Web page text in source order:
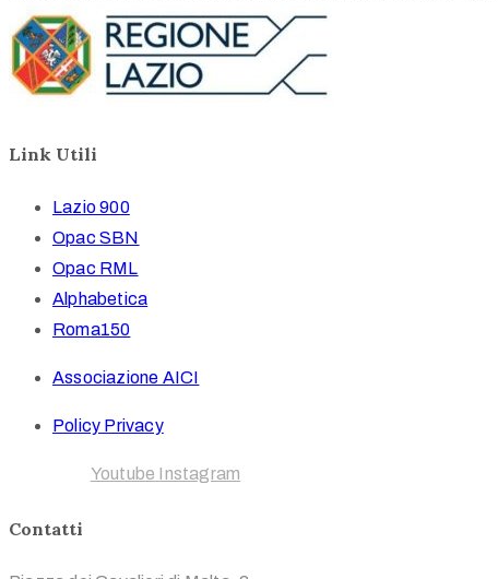
Link Utili
Lazio 900
Opac SBN
Opac RML
Alphabetica
Roma150
Associazione AICI
Policy Privacy
Youtube Instagram
Contatti